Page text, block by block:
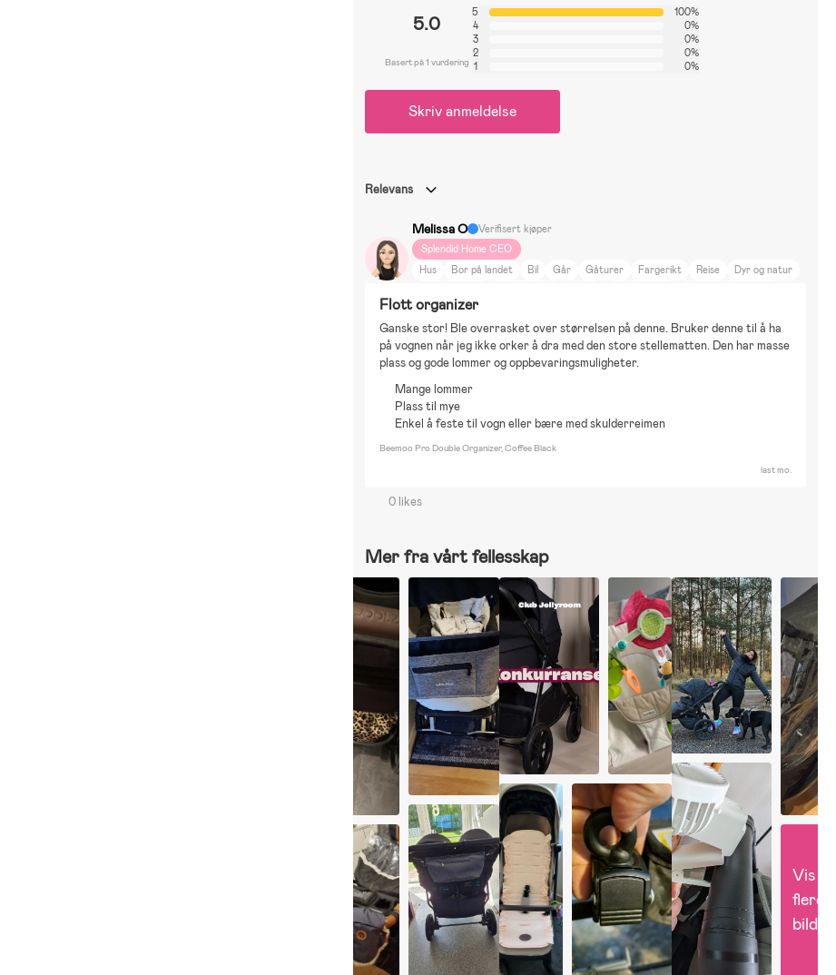
5.0
Basert på 1 vurdering
5
100%
4
0%
3
0%
2
0%
1
0%
Skriv anmeldelse
Relevans
Melissa O
Verifisert kjøper
Splendid Home CEO
Hus
Bor på landet Bil Går Gåturer Fargerikt Reise
Dyr og natur
Elbiler & Elkjøretøy
Flott organizer
Ganske stor! Ble overrasket over størrelsen på denne. Bruker denne til å ha
på vognen når jeg ikke orker å dra med den store stellematten. Den har masse
plass og gode lommer og oppbevaringsmuligheter.
Mange lommer
Plass til mye
Enkel å feste til vogn eller bære med skulderreimen
Beemoo Pro Double Organizer, Coffee Black
last mo.
0 likes
Mer fra vårt fellesskap
Vis
flere
bilder